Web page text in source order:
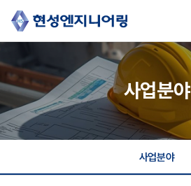
사업분야
사업분야